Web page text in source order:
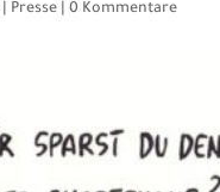
Presse |0 Kommentare